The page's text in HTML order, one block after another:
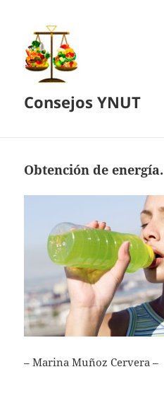
Consejos YNUT
Obtención de energía.
– Marina Muñoz Cervera –